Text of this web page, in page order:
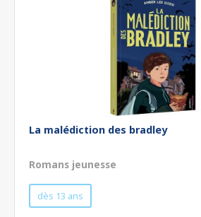
La malédiction des bradley
Romans jeunesse
dès 13 ans